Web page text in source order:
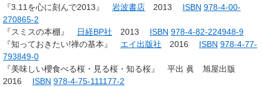
『3.11を心に刻んで2013』 岩波書店 2013 ISBN 978-4-00-
270865-2
『スミスの本棚』
日経BP社 2013 ISBN 978-4-82-224948-9
『知っておきたい!禅の基本』 エイ出版社 2016 ISBN 978-4-77-
793849-0
『美味しい櫻食べる桜・見る桜・知る桜』 平出 眞 旭屋出版
2016 ISBN 978-4-75-111177-2